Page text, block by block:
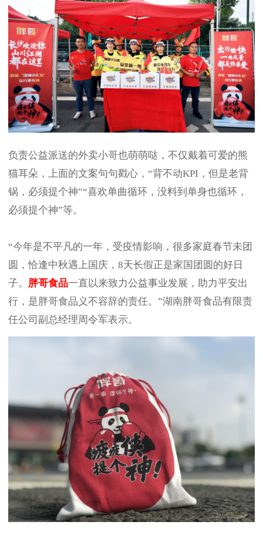
负责公益派送的外卖小哥也萌萌哒，不仅戴着可爱的熊
猫耳朵，上面的文案句句戳心，“背不动KPI，但是老背
锅，必须提个神”“喜欢单曲循环，没料到单身也循环，
必须提个神”等。
“今年是不平凡的一年，受疫情影响，很多家庭春节未团
圆，恰逢中秋遇上国庆，8天长假正是家国团圆的好日
子。 胖哥食品一直以来致力公益事业发展，助力平安出
行，是胖哥食品义不容辞的责任。”湖南胖哥食品有限责
任公司副总经理周令军表示。